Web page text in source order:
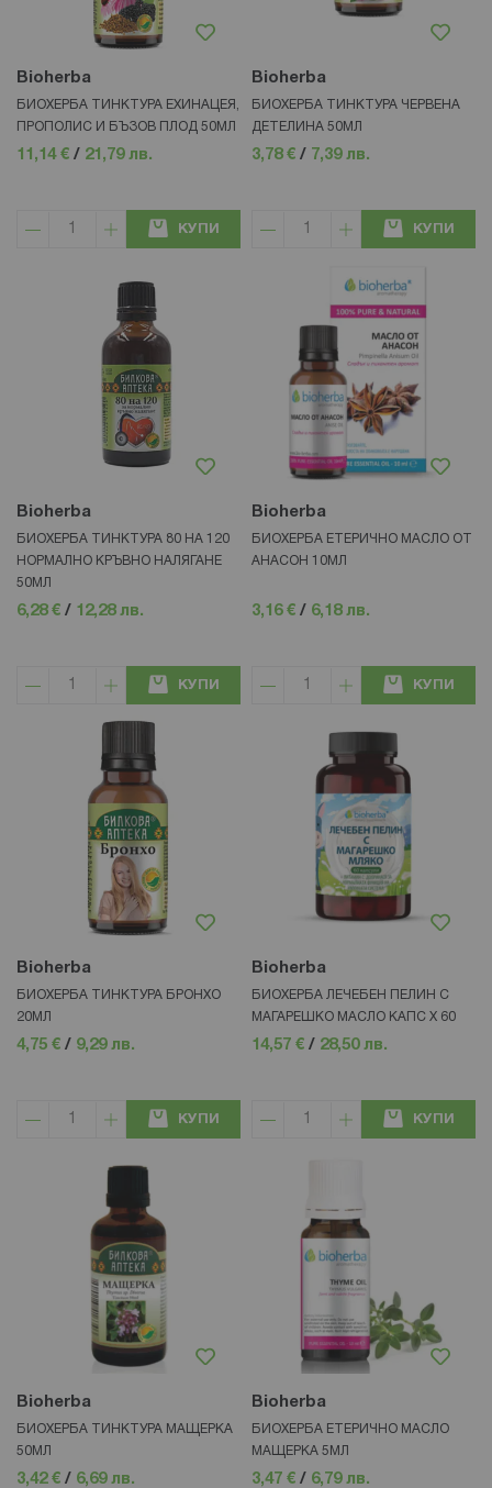
Bioherba
БИОХЕРБА ТИНКТУРА ЕХИНАЦЕЯ,
ПРОПОЛИС И БЪЗОВ ПЛОД 50МЛ
11,14 € / 21,79 лв.
КУПИ
Bioherba
БИОХЕРБА ТИНКТУРА ЧЕРВЕНА
ДЕТЕЛИНА 50МЛ
3,78 € / 7,39 лв.
КУПИ
Bioherba
БИОХЕРБА ТИНКТУРА 80 НА 120
НОРМАЛНО КРЪВНО НАЛЯГАНЕ
50МЛ
6,28 € / 12,28 лв.
КУПИ
Bioherba
БИОХЕРБА ЕТЕРИЧНО МАСЛО ОТ
АНАСОН 10МЛ
3,16 € / 6,18 лв.
КУПИ
Bioherba
БИОХЕРБА ТИНКТУРА БРОНХО
20МЛ
4,75 € / 9,29 лв.
КУПИ
Bioherba
БИОХЕРБА ЛЕЧЕБЕН ПЕЛИН С
МАГАРЕШКО МАСЛО КАПС Х 60
14,57 € / 28,50 лв.
КУПИ
Bioherba
БИОХЕРБА ТИНКТУРА МАЩЕРКА
50МЛ
3,42 € / 6,69 лв.
Bioherba
БИОХЕРБА ЕТЕРИЧНО МАСЛО
МАЩЕРКА 5МЛ
3,47 € / 6,79 лв.